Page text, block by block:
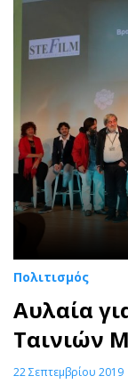
Πολιτισμός
Αυλαία
Ταινιών
22 Σεπτεμβρίου 2019